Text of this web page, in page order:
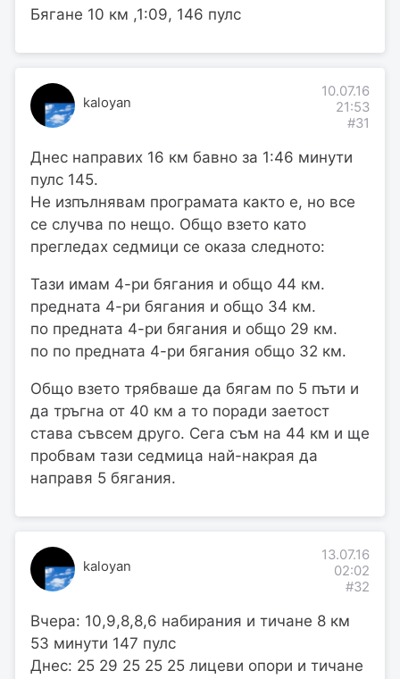
Бягане 10 км ,1:09, 146 пулс
kaloyan
10.07.16
21:53
#31
Днес направих 16 км бавно за 1:46 минути
пулс 145.
Не изпълнявам програмата както е, но все
се случва по нещо. Общо взето като
прегледах седмици се оказа следното:
Тази имам 4-ри бягания и общо 44 км.
предната 4-ри бягания и общо 34 км.
по предната 4-ри бягания и общо 29 км.
по по предната 4-ри бягания общо 32 км.
Общо взето трябваше да бягам по 5 пъти и
да тръгна от 40 км а то поради заетост
става съвсем друго. Сега съм на 44 км и ще
пробвам тази седмица най-накрая да
направя 5 бягания.
kaloyan
13.07.16
02:02
#32
Вчера: 10,9,8,8,6 набирания и тичане 8 км
53 минути 147 пулс
Днес: 25 29 25 25 25 лицеви опори и тичане